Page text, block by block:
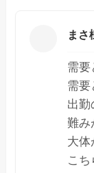
まさ
需要
需要
出勤
難み
大体
こち